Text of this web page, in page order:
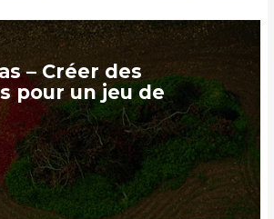
– Créer des
pour un jeu de